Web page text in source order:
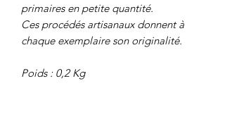
primaires en petite quantité.
Ces procédés artisanaux donnent à
chaque exemplaire son originalité.
Poids : 0,2 Kg